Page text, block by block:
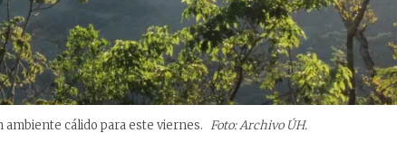
cálido para este viernes. Foto: Archivo ÚH.